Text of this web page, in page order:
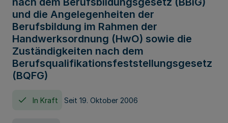
und die Angelegenheiten der
Berufsbildung im Rahmen der
Handwerksordnung (HwO) sowie die
Zuständigkeiten nach dem
Berufsqualifikationsfeststellungsgesetz
(BQFG)
In Kraft Seit 19. Oktober 2006